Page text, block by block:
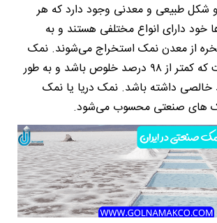
طبیعی و معدنی وجود دارد که هر
خود دارای انواع مختلفی هستند و به
از معدن نمک استخراج می‌شوند. نمک
صنعتی نمکی است که کمتر از ۹۸ درصد خلوص باشد و به طور
۹۵ درصد خالصی داشته باشد. نمک دریا یا نمک
های صنعتی محسوب می‌شود.